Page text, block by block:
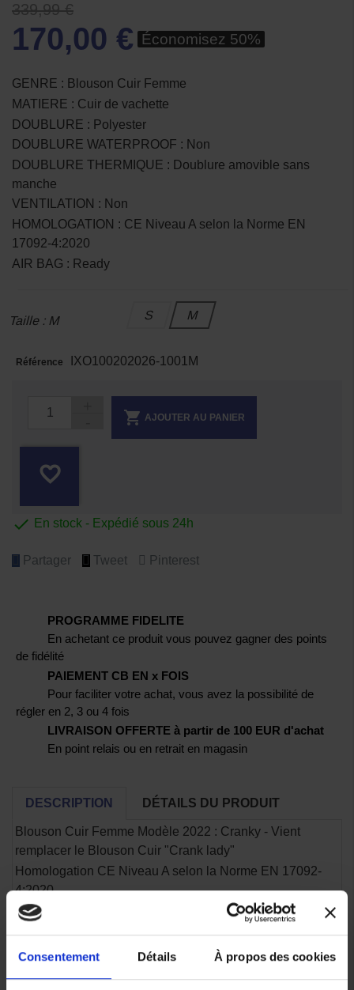
Consentement Détails À propos des cookies
339,99 €
170,00 € Économisez 50%
GENRE : Blouson Cuir Femme
MATIERE : Cuir de vachette
DOUBLURE : Polyester
DOUBLURE WATERPROOF : Non
DOUBLURE THERMIQUE : Doublure amovible sans
manche
VENTILATION : Non
HOMOLOGATION : CE Niveau A selon la Norme EN
17092-4:2020
AIR BAG : Ready
Taille : M S M
Référence IXO100202026-1001M
 AJOUTER AU PANIER
favorite_border
 En stock - Expédié sous 24h
Partager Tweet Pinterest
PROGRAMME FIDELITE
En achetant ce produit vous pouvez gagner des points
de fidélité
PAIEMENT CB EN x FOIS
Pour faciliter votre achat, vous avez la possibilité de
régler en 2, 3 ou 4 fois
LIVRAISON OFFERTE à partir de 100 EUR d'achat
En point relais ou en retrait en magasin
DESCRIPTION DÉTAILS DU PRODUIT
Blouson Cuir Femme Modèle 2022 : Cranky - Vient
remplacer le Blouson Cuir "Crank lady"
Homologation CE Niveau A selon la Norme EN 17092-
4:2020
SECURITE
Norme EN 1621-1:2012 FLAT